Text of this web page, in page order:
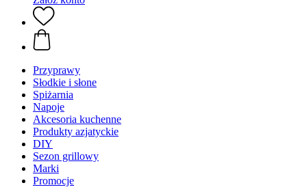
Przyprawy
Słodkie i słone
Spiżarnia
Napoje
Akcesoria kuchenne
Produkty azjatyckie
DIY
Sezon grillowy
Marki
Promocje